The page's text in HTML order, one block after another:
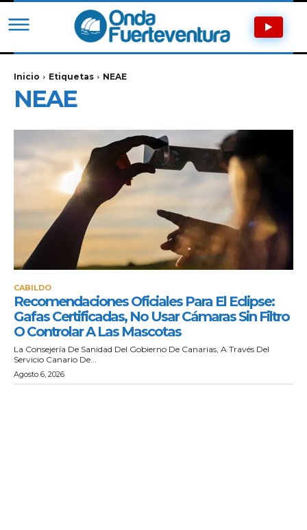
Inicio Etiquetas NEAE
NEAE
CABILDO
Recomendaciones Oficiales Para El Eclipse:
Gafas Certificadas, No Usar Cámaras Sin Filtro
O Controlar A Las Mascotas
La Consejería De Sanidad Del Gobierno De Canarias, A Través Del
Servicio Canario De...
Agosto 6, 2026